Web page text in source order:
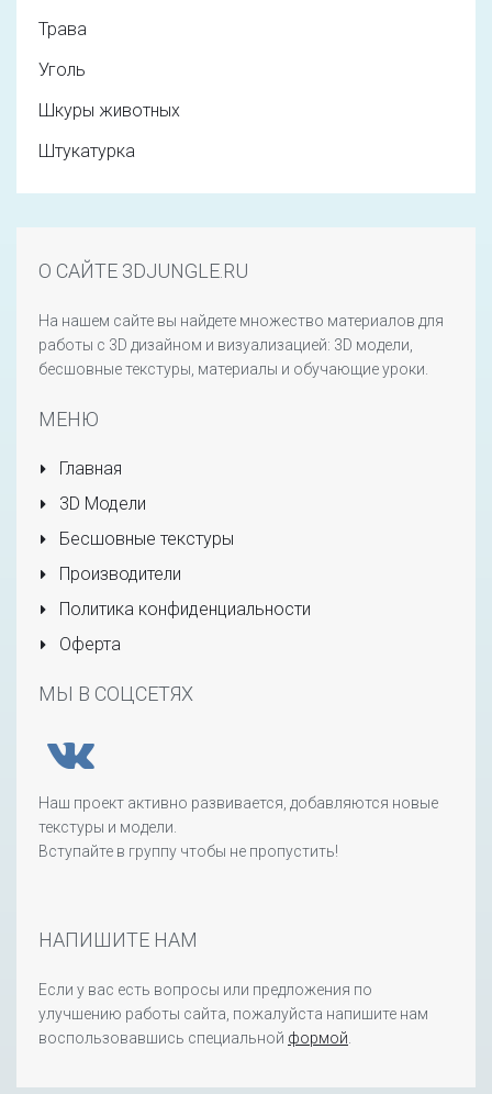
Трава
Уголь
Шкуры животных
Штукатурка
О САЙТЕ 3DJUNGLE.RU
На нашем сайте вы найдете множество материалов для
работы с 3D дизайном и визуализацией: 3D модели,
бесшовные текстуры, материалы и обучающие уроки.
МЕНЮ
Главная
3D Модели
Бесшовные текстуры
Производители
Политика конфиденциальности
Оферта
МЫ В СОЦСЕТЯХ
Наш проект активно развивается, добавляются новые
текстуры и модели.
Вступайте в группу чтобы не пропустить!
НАПИШИТЕ НАМ
Если у вас есть вопросы или предложения по
улучшению работы сайта, пожалуйста напишите нам
воспользовавшись специальной формой.